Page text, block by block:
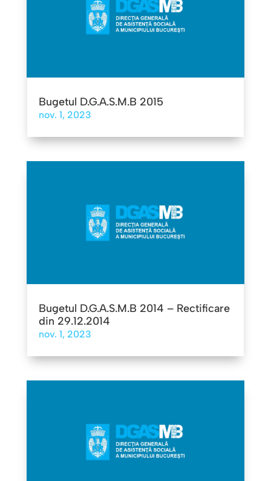
Bugetul D.G.A.S.M.B 2015
nov. 1, 2023
Bugetul D.G.A.S.M.B 2014 – Rectificare
din 29.12.2014
nov. 1, 2023